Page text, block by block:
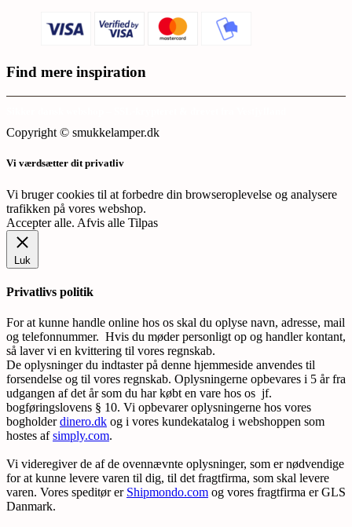
Find mere inspiration
Copyright © smukkelamper.dk
Vi værdsætter dit privatliv
Vi bruger cookies til at forbedre din browseroplevelse og analysere
trafikken på vores webshop.
Accepter alle. Afvis alle Tilpas
Luk
Privatlivs politik
For at kunne handle online hos os skal du oplyse navn, adresse, mail
og telefonnummer. Hvis du møder personligt op og handler kontant,
så laver vi en kvittering til vores regnskab.
De oplysninger du indtaster på denne hjemmeside anvendes til
forsendelse og til vores regnskab. Oplysningerne opbevares i 5 år fra
udgangen af det år som du har købt en vare hos os jf.
bogføringslovens § 10. Vi opbevarer oplysningerne hos vores
bogholderdinero.dk og i vores kundekatalog i webshoppen som
hostes afsimply.com.
Vi videregiver de af de ovennævnte oplysninger, som er nødvendige
for at kunne levere varen til dig, til det fragtfirma, som skal levere
varen. Vores speditør er Shipmondo.com og vores fragtfirma er GLS
Danmark.